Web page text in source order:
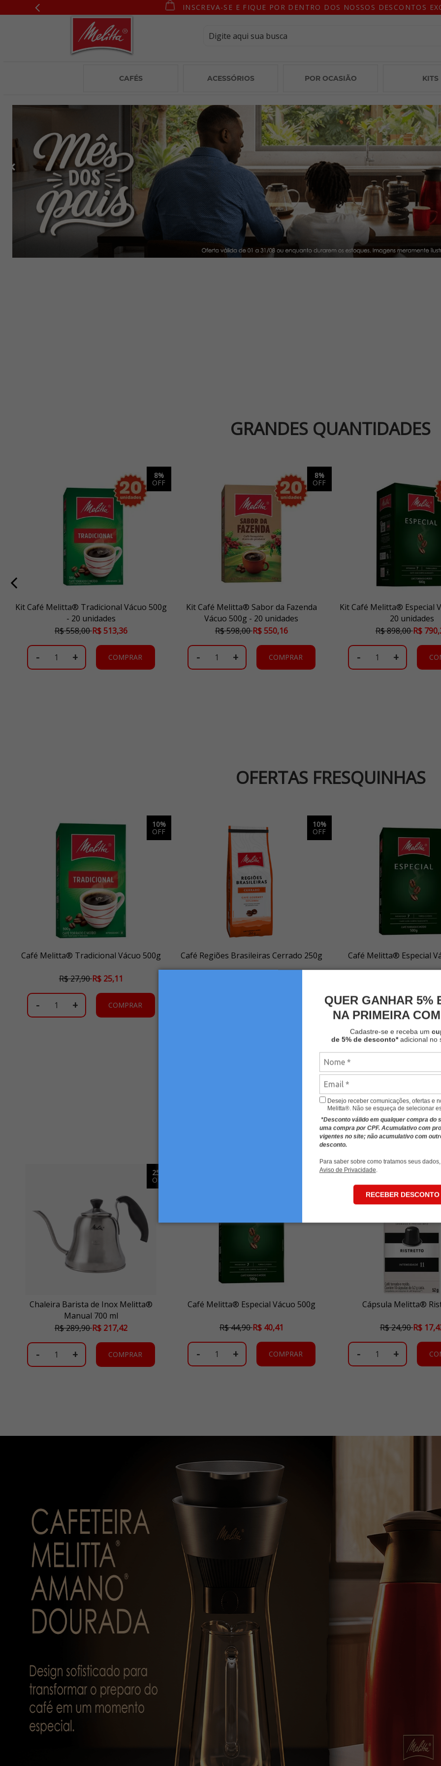
QUER GANHAR 5%
NA PRIMEIRA
Cadastre-se e receba um
de 5% de desconto*adicional no
Desejo receber comunicações, ofertas e
Melitta®. Não se esqueça de selecionar
*Desconto válido em qualquer compra do
uma compra por CPF. Acumulativo com
vigentes no site; não acumulativo com
desconto.
Para saber sobre como tratamos seus
Aviso de Privacidade.
RECEBER DESCONTO
INSCREVA-SE E FIQUE POR DENTRO DOS NOSSOS DESCONTOS
CAFÉS ACESSÓRIOS POR OCASIÃO KITS
GRANDES QUANTIDADES
8%
OFF
Kit Café Melitta® Tradicional Vácuo 500g
- 20 unidades
R$ 558,00R$ 513,36
- + COMPRAR
8%
OFF
Kit Café Melitta® Sabor da Fazenda
Vácuo 500g - 20 unidades
R$ 598,00R$ 550,16
- + COMPRAR
Kit Café Melitta® Especial
20 unidades
R$ 898,00R$
- +
OFERTAS FRESQUINHAS
10%
OFF
Café Melitta® Tradicional Vácuo 500g
R$ 27,90R$ 25,11
- + COMPRAR
10%
OFF
Café Regiões Brasileiras Cerrado 250g Café Melitta® Especial
- +
MAIS COMPRADOS
25%
OFF
Chaleira Barista de Inox Melitta®
Manual 700 ml
R$ 289,90R$ 217,42
- + COMPRAR
10%
Café Melitta® Especial Vácuo 500g
R$ 44,90R$ 40,41
- + COMPRAR
Cápsula Melitta®
R$ 24,90R$
- +